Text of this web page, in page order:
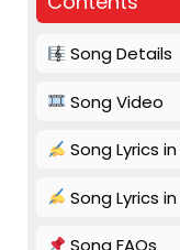
Song Details
Song Video
Song Lyrics
Song Lyrics